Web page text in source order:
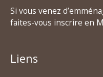
Si vous venez
faites-vous inscrire en
Liens